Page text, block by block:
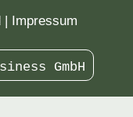
Impressum